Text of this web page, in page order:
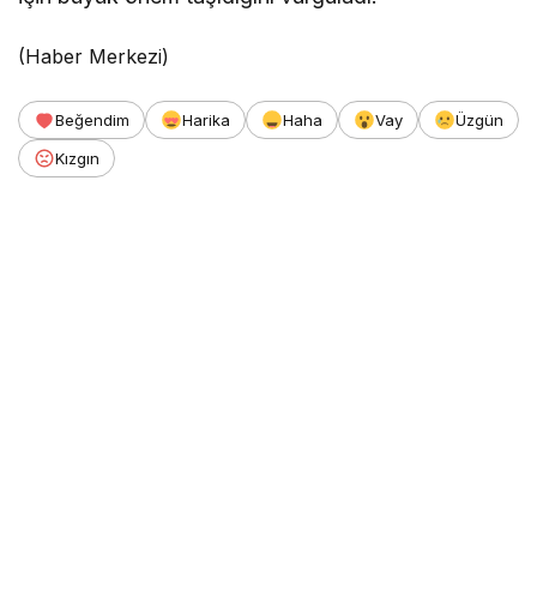
(Haber Merkezi)
Beğendim Harika Haha Vay
Üzgün
Kızgın